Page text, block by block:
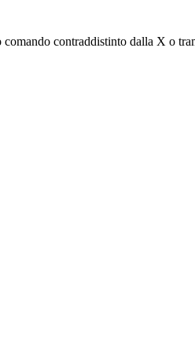
contraddistinto dalla X o